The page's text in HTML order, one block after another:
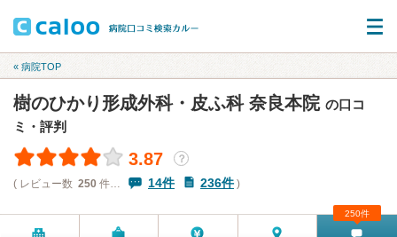
« 病院TOP
樹のひかり形成外科・皮ふ科 奈良本院 の口コ
ミ・評判
3.87
？
( レビュー数 250 件… 14件 236件)
250件